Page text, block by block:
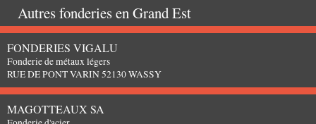
Autres fonderies enGrand Est
FONDERIES VIGALU
Fonderie de métaux légers
RUE DE PONT VARIN 52130 WASSY
MAGOTTEAUX SA